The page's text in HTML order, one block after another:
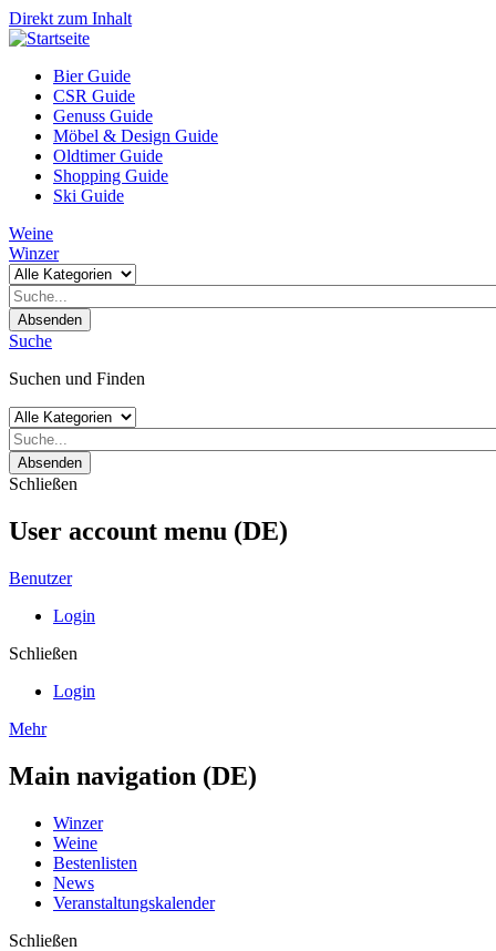
Direkt zum Inhalt
Bier Guide
CSR Guide
Genuss Guide
Möbel & Design Guide
Oldtimer Guide
Shopping Guide
Ski Guide
Weine
Winzer
Absenden
Suche
Suchen und Finden
Absenden
Schließen
User account menu (DE)
Benutzer
Login
Schließen
Login
Mehr
Main navigation (DE)
Winzer
Weine
Bestenlisten
News
Veranstaltungskalender
Schließen